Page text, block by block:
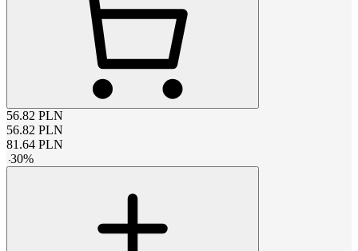
56.82 PLN
56.82 PLN
81.64 PLN
-30%